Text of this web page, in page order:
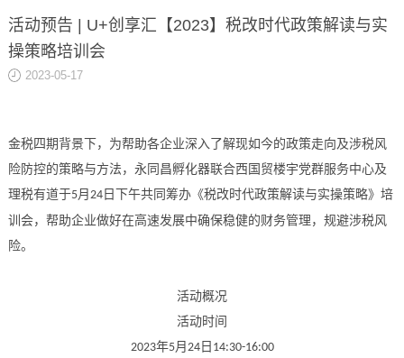
创新
活动预告 | U+创享汇【2023】税改时代政策解读与实
操策略培训会
2023-05-17
金税四期背景下，为帮助各企业深入了解现如今的政策走向及涉税风
险防控的策略与方法，永同昌孵化器联合西国贸楼宇党群服务中心及
理税有道于5月 24日下午共同筹办《税改时代政策解读与实操策略》培
训会，帮助企业做好在高速发展中确保稳健的财务管理，规避涉税风
险。
活动概况
活动时间
2023年5月 24日 14:30-16:00